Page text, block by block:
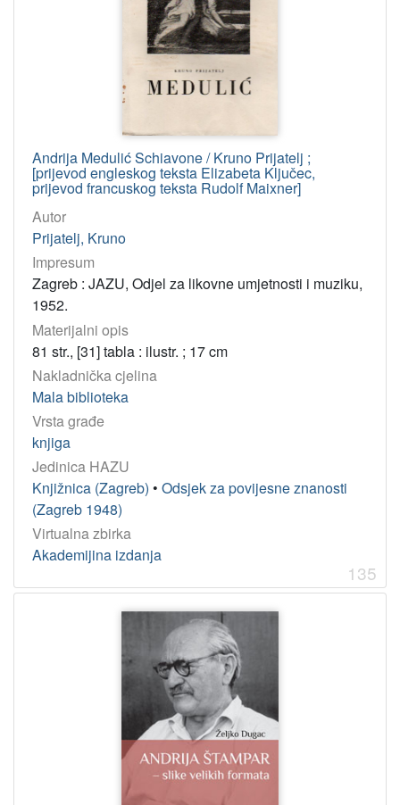
Andrija Medulić Schiavone / Kruno Prijatelj ;
[prijevod engleskog teksta Elizabeta Ključec,
prijevod francuskog teksta Rudolf Maixner]
Autor
Prijatelj, Kruno
Impresum
Zagreb : JAZU, Odjel za likovne umjetnosti i muziku,
1952.
Materijalni opis
81 str., [31] tabla : ilustr. ; 17 cm
Nakladnička cjelina
Mala biblioteka
Vrsta građe
knjiga
Jedinica HAZU
Knjižnica (Zagreb) • Odsjek za povijesne znanosti
(Zagreb 1948)
Virtualna zbirka
Akademijina izdanja
135